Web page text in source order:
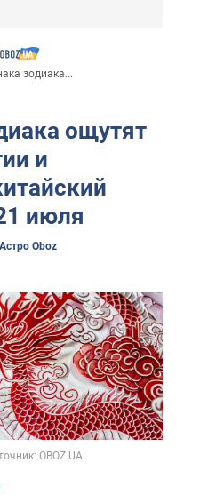
зодиака...
ощутят
и
июля
Астро Oboz
OBOZ.UA